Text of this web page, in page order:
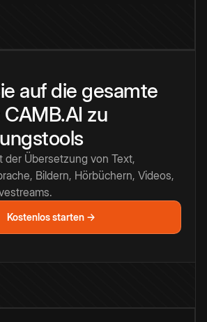
auf die gesamte
zu
der Übersetzung von Text,
Bildern, Hörbüchern, Videos,
Kostenlos starten →